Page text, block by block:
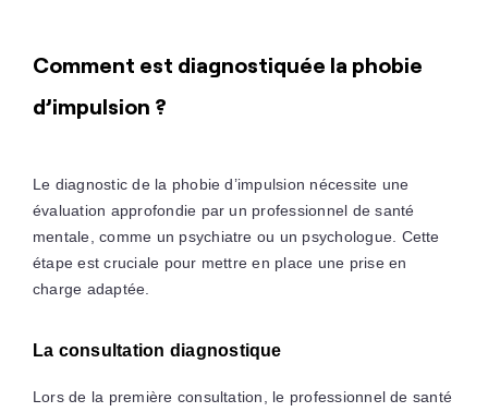
Comment est diagnostiquée la phobie
d’impulsion ?
Le diagnostic de la phobie d’impulsion nécessite une
évaluation approfondie par un professionnel de santé
mentale, comme un psychiatre ou un psychologue. Cette
étape est cruciale pour mettre en place une prise en
charge adaptée.
La consultation diagnostique
Lors de la première consultation, le professionnel de santé